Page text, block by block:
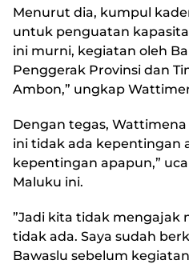
Menurut dia, kumpul
untuk penguatan
ini murni, kegiatan oleh
Penggerak Provinsi dan
Ambon,” ungkap
Dengan tegas,
ini tidak ada kepentingan
kepentingan apapun,”
Maluku ini.
”Jadi kita tidak mengajak
tidak ada. Saya sudah
Bawaslu sebelum